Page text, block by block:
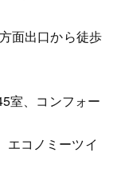
出口から徒歩
、コンフォー
コノミーツイ